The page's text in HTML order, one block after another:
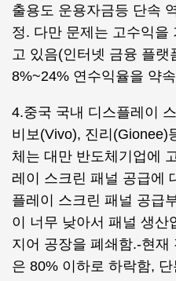
출용도 운용자금등 단속
정. 다만 문제는 고수익을
고 있음(인터넷 금융 플랫
8%~24% 연수익율을 약
4.중국 국내 디스플레이
비보(Vivo), 진리(Gionee)
체는 대만 반도체기업에
레이 스크린 패널 공급에
플레이 스크린 패널 공급
이 너무 낮아서 패널 생산
지어 공장을 폐쇄함.-현재
은 80% 이하로 하락함,